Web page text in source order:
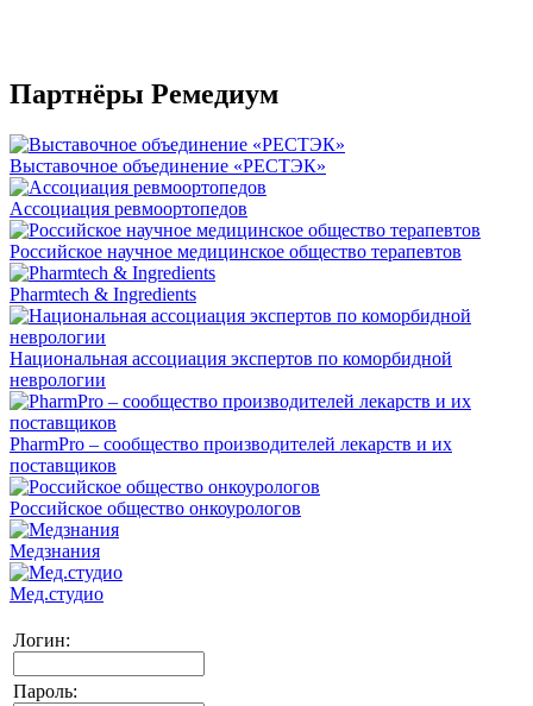
Партнёры Ремедиум
Выставочное объединение «РЕСТЭК»
Ассоциация ревмоортопедов
Российское научное медицинское общество терапевтов
Pharmtech & Ingredients
Национальная ассоциация экспертов по коморбидной
неврологии
PharmPro – сообщество производителей лекарств и их
поставщиков
Российское общество онкоурологов
Медзнания
Мед.студио
Логин:
Пароль: